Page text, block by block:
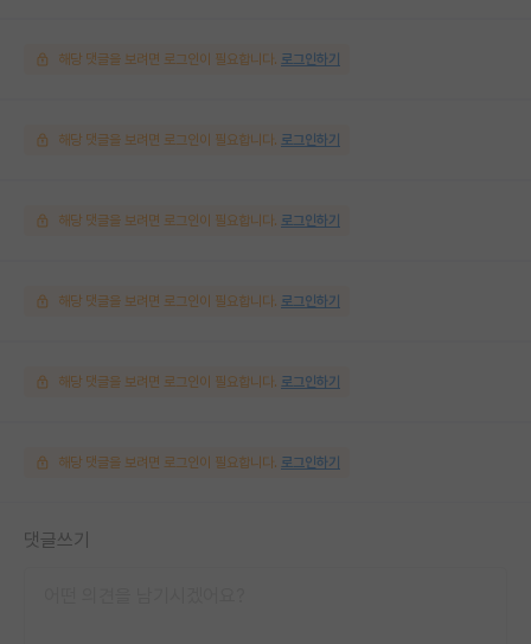
해당 댓글을 보려면 로그인이 필요합니다. 로그인하기
해당 댓글을 보려면 로그인이 필요합니다. 로그인하기
해당 댓글을 보려면 로그인이 필요합니다. 로그인하기
해당 댓글을 보려면 로그인이 필요합니다. 로그인하기
해당 댓글을 보려면 로그인이 필요합니다. 로그인하기
해당 댓글을 보려면 로그인이 필요합니다. 로그인하기
댓글쓰기